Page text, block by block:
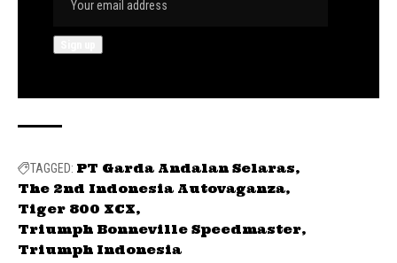
TAGGED: PT Garda Andalan Selaras
The 2nd Indonesia Autovaganza
Tiger 800 XCX
Triumph Bonneville Speedmaster
Triumph Indonesia